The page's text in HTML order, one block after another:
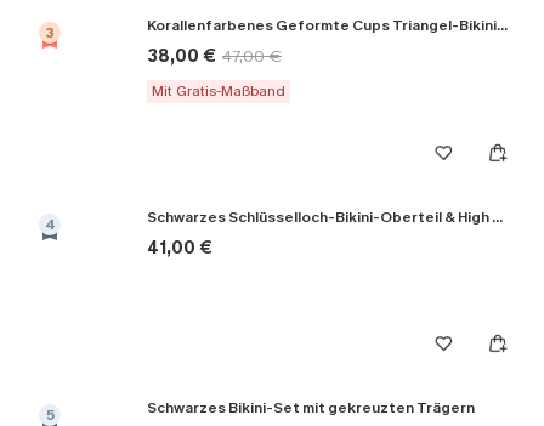
3 Korallenfarbenes Geformte Cups Triangel-Bikini-Set
38,00 € 47,00 €
Mit Gratis-Maßband
4 Schwarzes Schlüsselloch-Bikini-Oberteil & High Rise Bikinihose
41,00 €
5 Schwarzes Bikini-Set mit gekreuzten Trägern